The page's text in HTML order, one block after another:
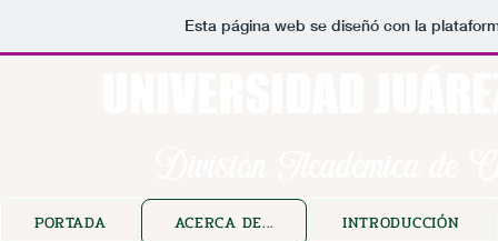
Esta página web se diseñó con la
PORTADA ACERCA DE... INTRODUCCIÓN